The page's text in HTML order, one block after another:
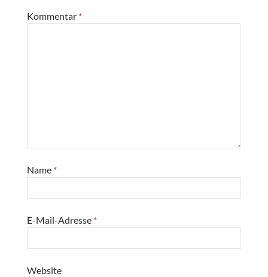
Kommentar *
Name *
E-Mail-Adresse *
Website